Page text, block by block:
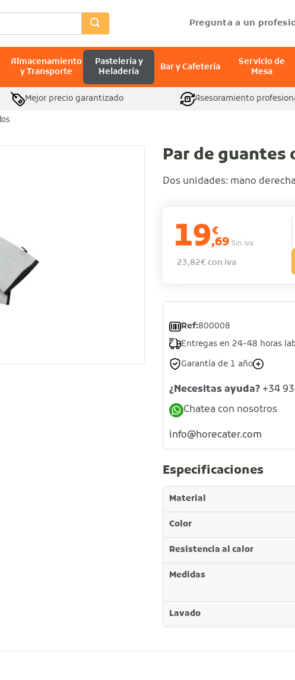
Pregunta a un
Almacenamiento
y Transporte
Pastelería y
Heladería
Bar y Cafetería
Servicio de
Mesa
Mejor precio garantizado Asesoramiento
Par de guantes
Dos unidades: mano
19€
,69 Sin iva
23,82€ con iva
Ref:800008
Entregas en 24-48 horas
Garantía de 1 año
¿Necesitas ayuda? +34
Chatea con nosotros
info@horecater.com
Especificaciones
Material
Color
Resistencia al calor
Medidas
Lavado